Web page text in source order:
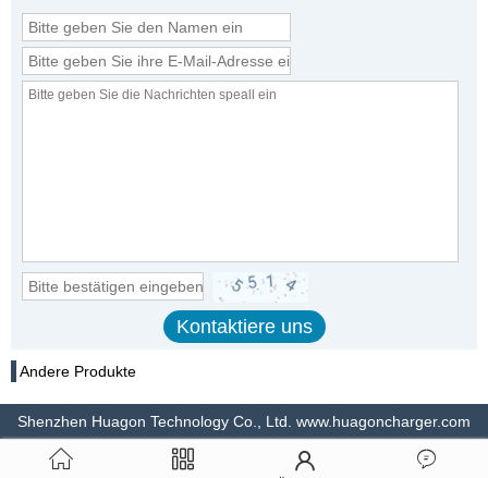
Andere Produkte
Shenzhen Huagon Technology Co., Ltd. www.huagoncharger.com